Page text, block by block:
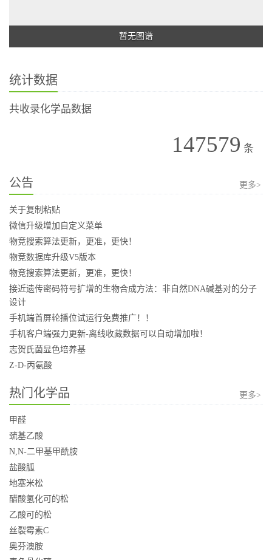
暂无图谱
统计数据
共收录化学品数据
147579 条
公告 更多>
关于复制粘贴
微信升级增加自定义菜单
物竞搜索算法更新，更准，更快！
物竞数据库升级V5版本
物竞搜索算法更新，更准，更快！
接近遗传密码符号扩增的生物合成方法：非自然DNA碱基对的分子
设计
手机端首屏轮播位试运行免费推广！！
手机客户端强力更新-离线收藏数据可以自动增加啦！
志贺氏菌显色培养基
Z-D-丙氨酸
热门化学品 更多>
甲醛
巯基乙酸
N,N-二甲基甲酰胺
盐酸胍
地塞米松
醋酸氢化可的松
乙酸可的松
丝裂霉素C
奥芬澳胺